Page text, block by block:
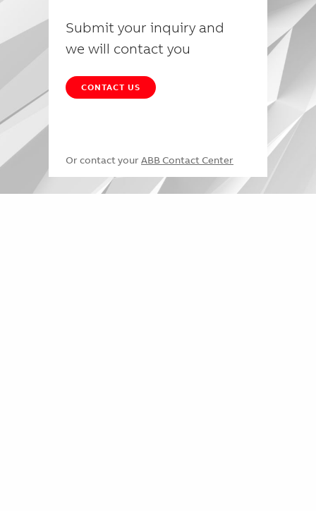
Submit your inquiry and
we will contact you
CONTACT US
Or contact your ABB Contact Center